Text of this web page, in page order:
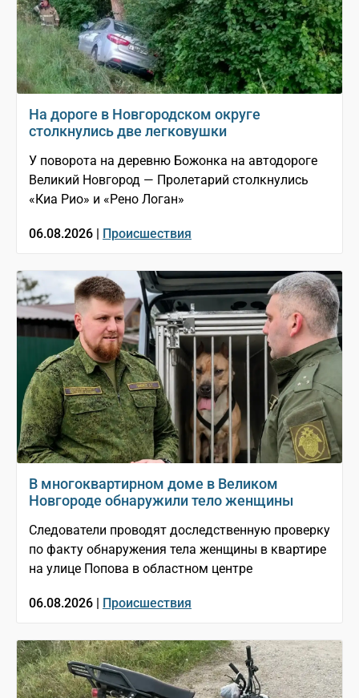
На дороге в Новгородском округе
столкнулись две легковушки
У поворота на деревню Божонка на автодороге
Великий Новгород — Пролетарий столкнулись
«Киа Рио» и «Рено Логан»
06.08.2026 | Происшествия
В многоквартирном доме в Великом
Новгороде обнаружили тело женщины
Следователи проводят доследственную проверку
по факту обнаружения тела женщины в квартире
на улице Попова в областном центре
06.08.2026 | Происшествия